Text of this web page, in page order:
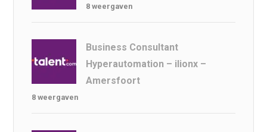
8 weergaven
Business Consultant
Hyperautomation – ilionx –
Amersfoort
8 weergaven